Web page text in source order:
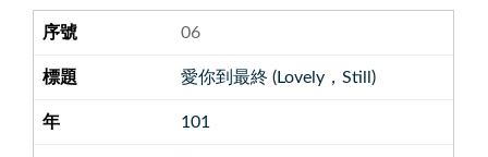
06
愛你到最終 (Lovely，Still)
101